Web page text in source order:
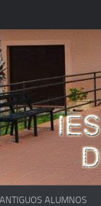
ANTIGUOS ALUMNOS